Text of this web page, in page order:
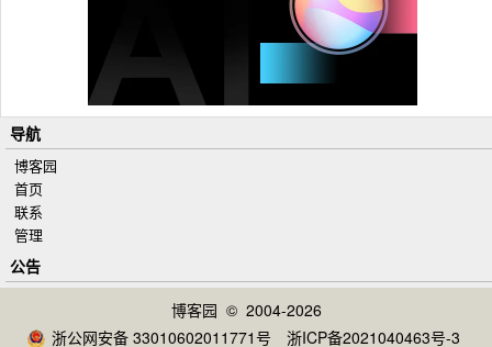
导航
博客园
首页
联系
管理
公告
博客园 © 2004-2026
浙公网安备 33010602011771号
浙ICP备2021040463号-3